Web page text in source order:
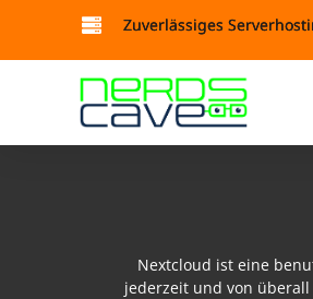
Zuverlässiges
Nextcloud ist eine
jederzeit und von